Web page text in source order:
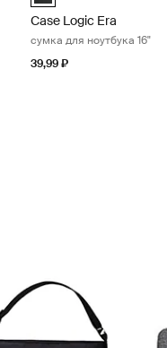
Case Logic Era
сумка для ноутбука 16"
39,99 ₽